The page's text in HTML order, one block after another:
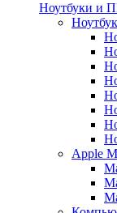
Ноутбуки и
Apple